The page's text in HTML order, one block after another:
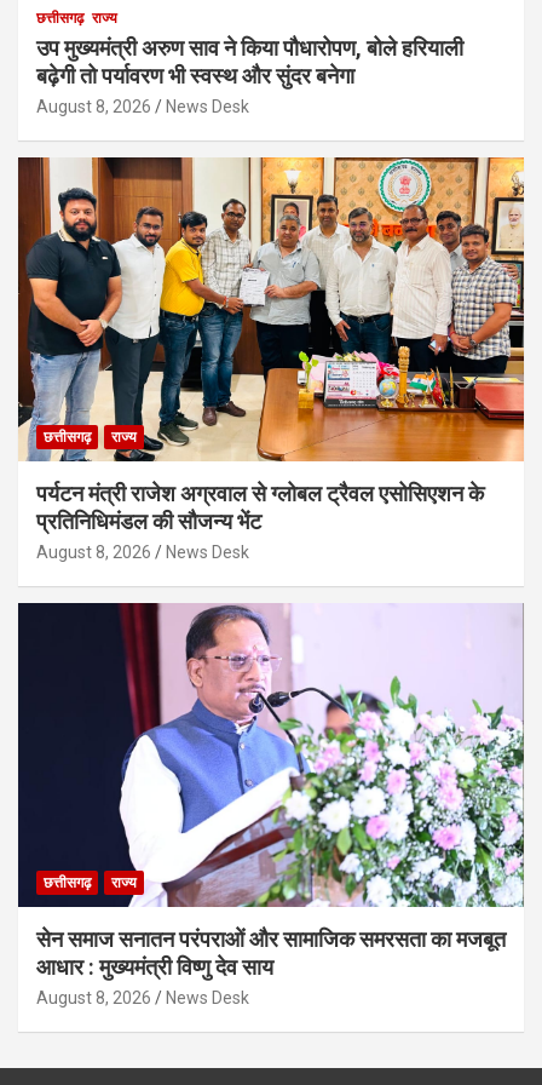
छत्तीसगढ़ राज्य
उप मुख्यमंत्री अरुण साव ने किया पौधारोपण, बोले हरियाली
बढ़ेगी तो पर्यावरण भी स्वस्थ और सुंदर बनेगा
August 8, 2026 News Desk
छत्तीसगढ़ राज्य
पर्यटन मंत्री राजेश अग्रवाल से ग्लोबल ट्रैवल एसोसिएशन के
प्रतिनिधिमंडल की सौजन्य भेंट
August 8, 2026 News Desk
छत्तीसगढ़ राज्य
सेन समाज सनातन परंपराओं और सामाजिक समरसता का मजबूत
आधार : मुख्यमंत्री विष्णु देव साय
August 8, 2026 News Desk